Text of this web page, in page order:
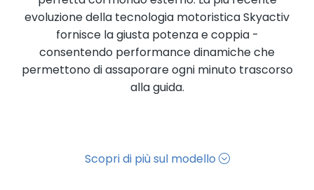
evoluzione della tecnologia motoristica Skyactiv
fornisce la giusta potenza e coppia -
consentendo performance dinamiche che
permettono di assaporare ogni minuto trascorso
alla guida.
Scopri di più sul modello